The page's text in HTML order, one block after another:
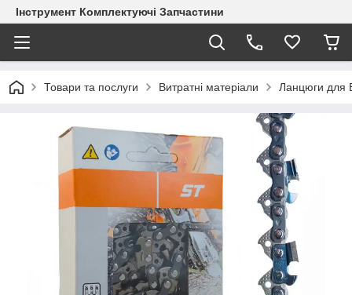
Інструмент Комплектуючі Запчастини
Товари та послуги Витратні матеріали Ланцюги для